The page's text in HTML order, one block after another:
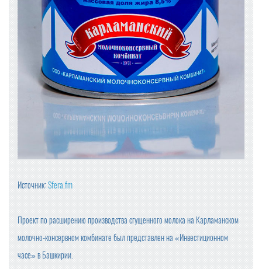
Источник: Sfera.fm
Проект по расширению производства сгущенного молока на Карламанском
молочно-консервном комбинате был представлен на «Инвестиционном
часе» в Башкирии.